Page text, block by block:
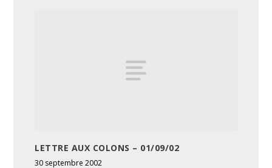
LETTRE AUX COLONS – 01/09/02
30 septembre 2002